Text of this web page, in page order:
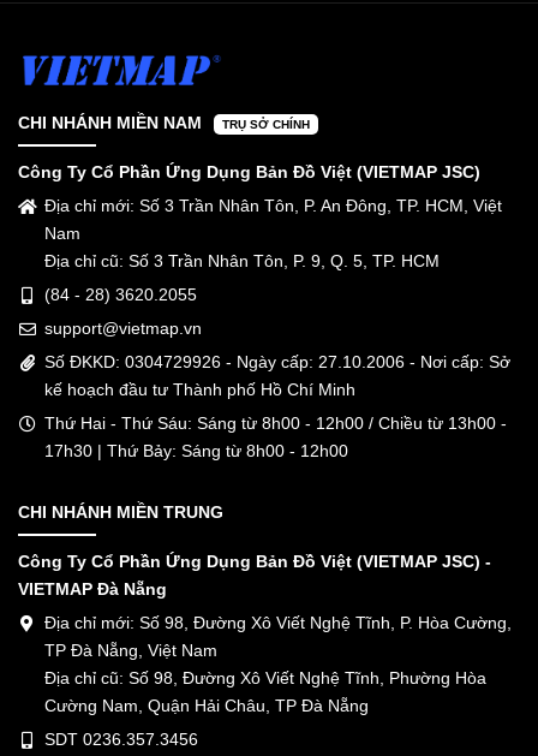
CHI NHÁNH MIỀN NAM TRỤ SỞ CHÍNH
Công Ty Cổ Phần Ứng Dụng Bản Đồ Việt (VIETMAP JSC)
Địa chỉ mới: Số 3 Trần Nhân Tôn, P. An Đông, TP. HCM, Việt
Nam
Địa chỉ cũ: Số 3 Trần Nhân Tôn, P. 9, Q. 5, TP. HCM
(84 - 28) 3620.2055
support@vietmap.vn
Số ĐKKD: 0304729926 - Ngày cấp: 27.10.2006 - Nơi cấp: Sở
kế hoạch đầu tư Thành phố Hồ Chí Minh
Thứ Hai - Thứ Sáu: Sáng từ 8h00 - 12h00 / Chiều từ 13h00 -
17h30 | Thứ Bảy: Sáng từ 8h00 - 12h00
CHI NHÁNH MIỀN TRUNG
Công Ty Cổ Phần Ứng Dụng Bản Đồ Việt (VIETMAP JSC) -
VIETMAP Đà Nẵng
Địa chỉ mới: Số 98, Đường Xô Viết Nghệ Tĩnh, P. Hòa Cường,
TP Đà Nẵng, Việt Nam
Địa chỉ cũ: Số 98, Đường Xô Viết Nghệ Tĩnh, Phường Hòa
Cường Nam, Quận Hải Châu, TP Đà Nẵng
SDT 0236.357.3456